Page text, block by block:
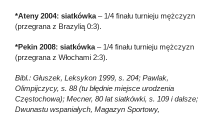
*Ateny 2004: siatkówka– 1/4 finału turnieju mężczyzn
(przegrana z Brazylią 0:3).
*Pekin 2008: siatkówka– 1/4 finału turnieju mężczyzn
(przegrana z Włochami 2:3).
Bibl.: Głuszek, Leksykon 1999, s. 204; Pawlak,
Olimpijczycy, s. 88 (tu błędnie miejsce urodzenia
Częstochowa); Mecner, 80 lat siatkówki, s. 109 i dalsze;
Dwunastu wspaniałych, Magazyn Sportowy,